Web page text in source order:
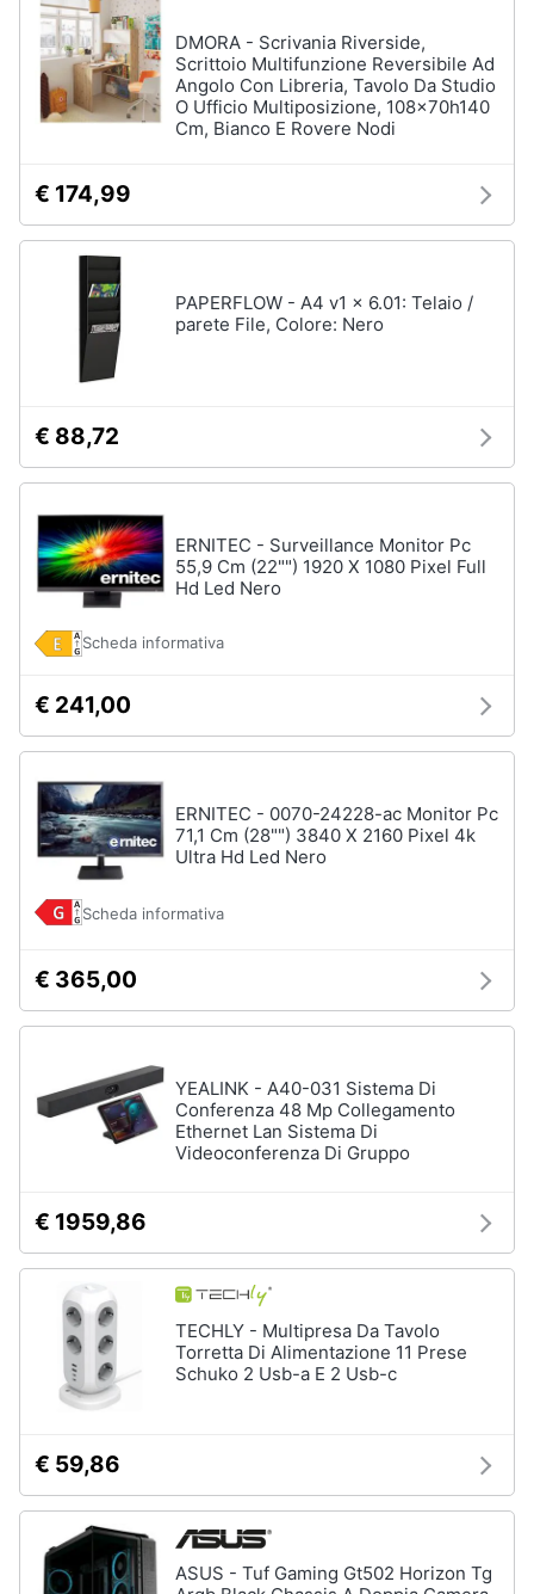
DMORA - Scrivania Riverside,
Scrittoio Multifunzione Reversibile Ad
Angolo Con Libreria, Tavolo Da Studio
O Ufficio Multiposizione, 108x70h140
Cm, Bianco E Rovere Nodi
€ 174,99
PAPERFLOW - A4 v1 x 6.01: Telaio /
parete File, Colore: Nero
€ 88,72
ERNITEC - Surveillance Monitor Pc
55,9 Cm (22"") 1920 X 1080 Pixel Full
Hd Led Nero
Scheda informativa
€ 241,00
ERNITEC - 0070-24228-ac Monitor Pc
71,1 Cm (28"") 3840 X 2160 Pixel 4k
Ultra Hd Led Nero
Scheda informativa
€ 365,00
YEALINK - A40-031 Sistema Di
Conferenza 48 Mp Collegamento
Ethernet Lan Sistema Di
Videoconferenza Di Gruppo
€ 1959,86
TECHLY - Multipresa Da Tavolo
Torretta Di Alimentazione 11 Prese
Schuko 2 Usb-a E 2 Usb-c
€ 59,86
ASUS - Tuf Gaming Gt502 Horizon Tg